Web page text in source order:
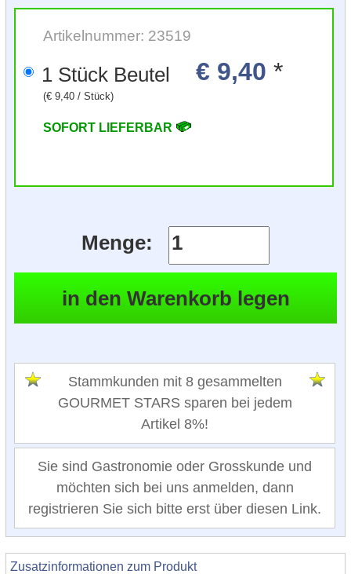
Artikelnummer: 23519
1 Stück Beutel € 9,40 *
(€ 9,40 / Stück)
SOFORT LIEFERBAR
Menge:
Stammkunden mit 8 gesammelten
GOURMET STARS sparen bei jedem
Artikel 8%!
Sie sind Gastronomie oder Grosskunde und
möchten sich bei uns anmelden, dann
registrieren Sie sich bitte erst über diesen Link.
Zusatzinformationen zum Produkt